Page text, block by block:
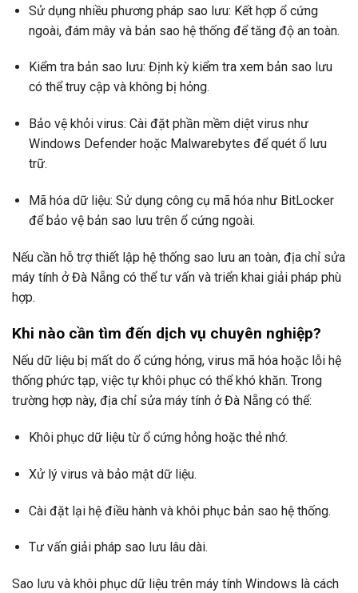
Sử dụng nhiều phương pháp sao lưu: Kết hợp ổ cứng
ngoài, đám mây và bản sao hệ thống để tăng độ an toàn.
Kiểm tra bản sao lưu: Định kỳ kiểm tra xem bản sao lưu
có thể truy cập và không bị hỏng.
Bảo vệ khỏi virus: Cài đặt phần mềm diệt virus như
Windows Defender hoặc Malwarebytes để quét ổ lưu
trữ.
Mã hóa dữ liệu: Sử dụng công cụ mã hóa như BitLocker
để bảo vệ bản sao lưu trên ổ cứng ngoài.
Nếu cần hỗ trợ thiết lập hệ thống sao lưu an toàn, địa chỉ sửa
máy tính ở Đà Nẵng có thể tư vấn và triển khai giải pháp phù
hợp.
Khi nào cần tìm đến dịch vụ chuyên nghiệp?
Nếu dữ liệu bị mất do ổ cứng hỏng, virus mã hóa hoặc lỗi hệ
thống phức tạp, việc tự khôi phục có thể khó khăn. Trong
trường hợp này, địa chỉ sửa máy tính ở Đà Nẵng có thể:
Khôi phục dữ liệu từ ổ cứng hỏng hoặc thẻ nhớ.
Xử lý virus và bảo mật dữ liệu.
Cài đặt lại hệ điều hành và khôi phục bản sao hệ thống.
Tư vấn giải pháp sao lưu lâu dài.
Sao lưu và khôi phục dữ liệu trên máy tính Windows là cách